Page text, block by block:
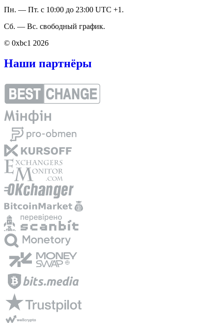
Пн. — Пт. с 10:00 до 23:00 UTC +1.
Сб. — Вс. свободный график.
© 0xbc1 2026
Наши партнёры